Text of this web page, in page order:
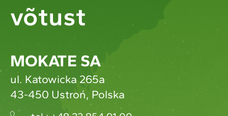
võtust
MOKATE SA
ul. Katowicka 265a
43-450 Ustroń, Polska